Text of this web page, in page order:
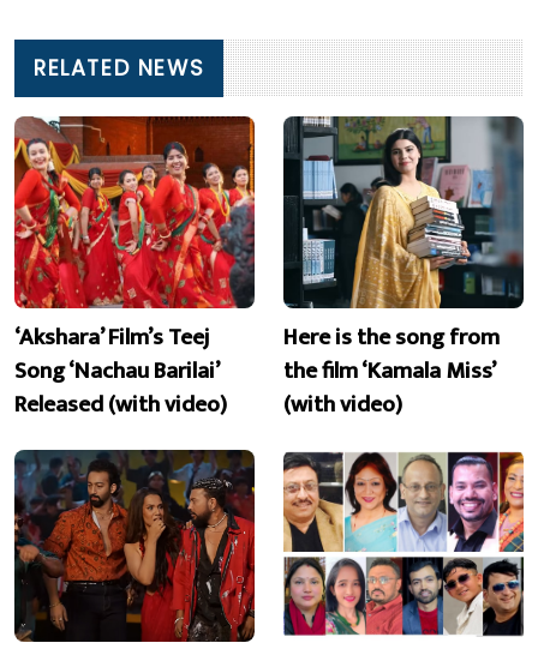
RELATED NEWS
‘Akshara’ Film’s Teej
Song ‘Nachau Barilai’
Released (with video)
Here is the song from
the film ‘Kamala Miss’
(with video)